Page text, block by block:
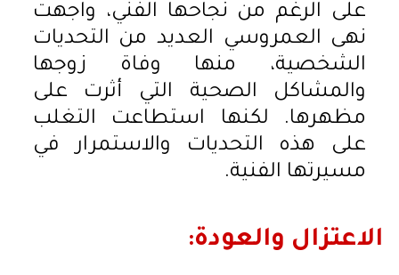
على الرغم من نجاحها الفني، واجهت
نهى العمروسي العديد من التحديات
الشخصية، منها وفاة زوجها
والمشاكل الصحية التي أثرت على
مظهرها. لكنها استطاعت التغلب
على هذه التحديات والاستمرار في
مسيرتها الفنية.
الاعتزال والعودة: